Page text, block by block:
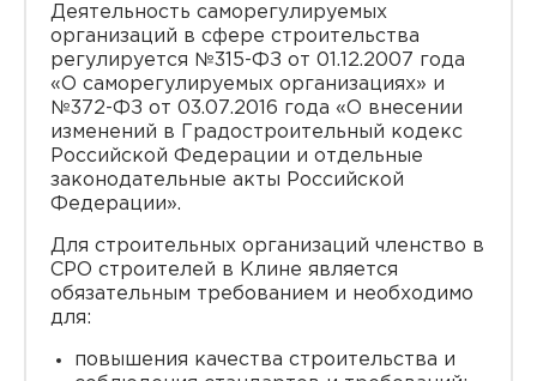
Деятельность саморегулируемых
организаций в сфере строительства
регулируется №315-ФЗ от 01.12.2007 года
«О саморегулируемых организациях» и
№372-ФЗ от 03.07.2016 года «О внесении
изменений в Градостроительный кодекс
Российской Федерации и отдельные
законодательные акты Российской
Федерации».
Для строительных организаций членство в
СРО строителей в Клине является
обязательным требованием и необходимо
для:
повышения качества строительства и